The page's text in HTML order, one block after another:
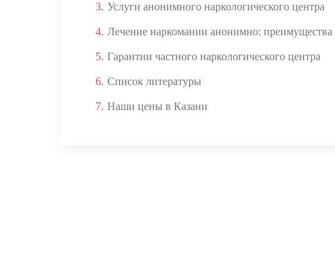
3. Услуги анонимного наркологического центра
4. Лечение наркомании анонимно: преимущества
5. Гарантии частного наркологического центра
6. Список литературы
7. Наши цены в Казани